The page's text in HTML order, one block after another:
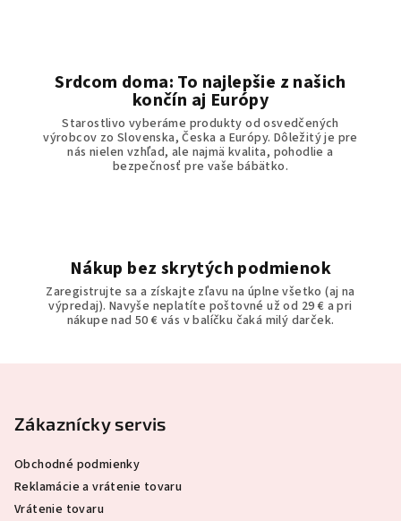
p
i
s
u
Srdcom doma: To najlepšie z našich
končín aj Európy
Starostlivo vyberáme produkty od osvedčených
výrobcov zo Slovenska, Česka a Európy. Dôležitý je pre
nás nielen vzhľad, ale najmä kvalita, pohodlie a
bezpečnosť pre vaše bábätko.
Nákup bez skrytých podmienok
Zaregistrujte sa a získajte zľavu na úplne všetko (aj na
výpredaj). Navyše neplatíte poštovné už od 29 € a pri
nákupe nad 50 € vás v balíčku čaká milý darček.
Zákaznícky servis
Obchodné podmienky
Reklamácie a vrátenie tovaru
Vrátenie tovaru